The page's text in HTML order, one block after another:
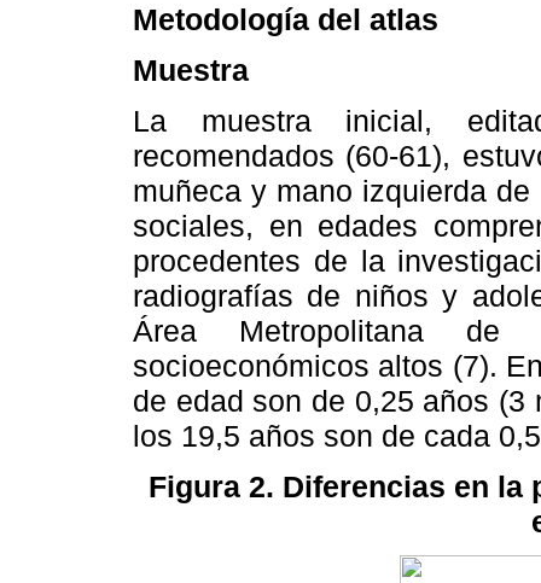
Metodología del atlas
Muestra
La muestra inicial,
recomendados (60-61),
muñeca y mano izquierda
sociales, en edades
procedentes de la
radiografías de niños y
Área Metropolitana de
socioeconómicos altos (7).
de edad son de 0,25 años
los 19,5 años son de cada
Figura 2. Diferencias en la